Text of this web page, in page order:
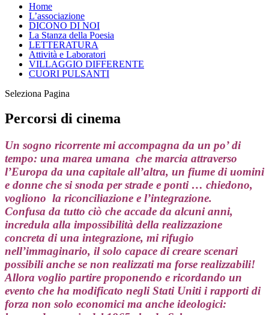
Home
L’associazione
DICONO DI NOI
La Stanza della Poesia
LETTERATURA
Attività e Laboratori
VILLAGGIO DIFFERENTE
CUORI PULSANTI
Seleziona Pagina
Percorsi di cinema
Un sogno ricorrente mi accompagna da un po’ di
tempo: una marea umana che marcia attraverso
l’Europa da una capitale all’altra, un fiume di uomini
e donne che si snoda per strade e ponti … chiedono,
vogliono la riconciliazione e l’integrazione.
Confusa da tutto ciò che accade da alcuni anni,
incredula alla impossibilità della realizzazione
concreta di una integrazione, mi rifugio
nell’immaginario, il solo capace di creare scenari
possibili anche se non realizzati ma forse realizzabili!
Allora voglio partire proponendo e ricordando un
evento che ha modificato negli Stati Uniti i rapporti di
forza non solo economici ma anche ideologici: